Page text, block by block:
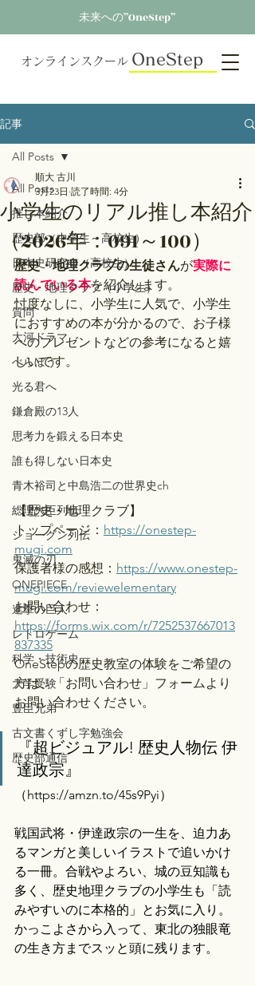
未来への”OneStep”
オンラインスクール OneStep
記事
All Posts
推し本紹介
歴史部（中学生～高校生）
日本史研究会（高校生）
歴史・地理クラブ（小学生）
質問
大河ドラマ
べらぼう
光る君へ
鎌倉殿の13人
思考力を鍛える日本史
誰も得しない日本史
青木裕司と中島浩二の世界史ch
総理大臣列伝
ショーグン列伝
鬼滅の刃
ONEPIECE
進撃の巨人
レトロゲーム
科学・技術史
大学受験
豊臣兄弟
古文書くずし字勉強会
歴史部通信
All Posts
小学生のリアル推し本紹介
（2026年：091～100）
順大 古川
3月23日 読了時間: 4分
歴史・地理クラブの生徒さんが実際に
読んでいる本を紹介します。
忖度なしに、小学生に人気で、小学生
におすすめの本が分かるので、お子様
へのプレゼントなどの参考になると嬉
しいです。
【歴史・地理クラブ】
トップページ： https://onestep-
mugi.com
保護者様の感想： https://www.onestep-
mugi.com/reviewelementary
お問い合わせ：
https://forms.wix.com/r/7252537667013
837335
OneStepの歴史教室の体験をご希望の
方は、「お問い合わせ」フォームより
お問い合わせください。
『超ビジュアル! 歴史人物伝 伊
達政宗』
（https://amzn.to/45s9Pyi）
戦国武将・伊達政宗の一生を、迫力あ
るマンガと美しいイラストで追いかけ
る一冊。合戦やよろい、城の豆知識も
多く、歴史地理クラブの小学生も「読
みやすいのに本格的」とお気に入り。
かっこよさから入って、東北の独眼竜
の生き方までスッと頭に残ります。